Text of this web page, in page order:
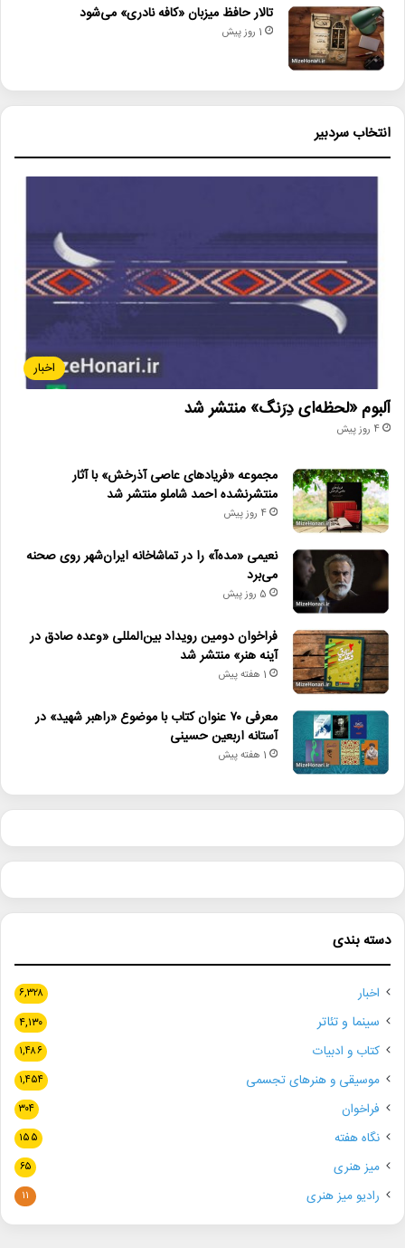
تالار حافظ میزبان «کافه نادری» می‌شود
1 روز پیش
انتخاب سردبیر
اخبار
آلبوم «لحظه‌ای دِرَنگ» منتشر شد
4 روز پیش
مجموعه «فریادهای عاصی آذرخش» با آثار
منتشرنشده احمد شاملو منتشر شد
4 روز پیش
نعیمی «مده‌آ» را در تماشاخانه ایران‌شهر روی صحنه
می‌برد
5 روز پیش
فراخوان دومین رویداد بین‌المللی «وعده صادق در
آینه هنر» منتشر شد
1 هفته پیش
معرفی ۷۰ عنوان کتاب با موضوع «راهبر شهید» در
آستانه اربعین حسینی
1 هفته پیش
دسته بندی
اخبار ۶,۳۲۸
سینما و تئاتر ۴,۱۳۰
کتاب و ادبیات ۱,۴۸۶
موسیقی و هنرهای تجسمی ۱,۴۵۴
فراخوان ۳۰۴
نگاه هفته ۱۵۵
میز هنری ۶۵
رادیو میز هنری ۱۱